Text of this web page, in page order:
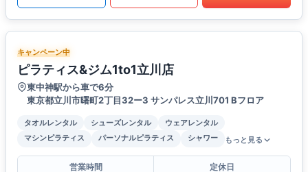
キャンペーン中
ピラティス&ジム1to1立川店
東中神駅から車で6分
東京都立川市曙町2丁目32ー3 サンパレス立川701 Bフロア
タオルレンタル シューズレンタル
ウェアレンタル
マシンピラティス
パーソナルピラティス シャワー もっと見る
営業時間
定休日